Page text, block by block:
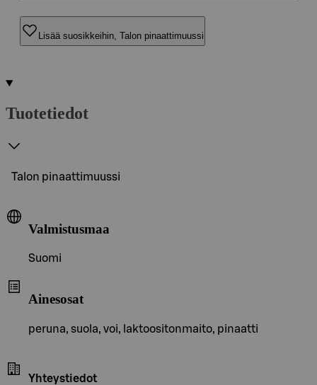
Lisää suosikkeihin, Talon pinaattimuussi
Tuotetiedot
Talon pinaattimuussi
Valmistusmaa
Suomi
Ainesosat
peruna, suola, voi, laktoositonmaito, pinaatti
Yhteystiedot